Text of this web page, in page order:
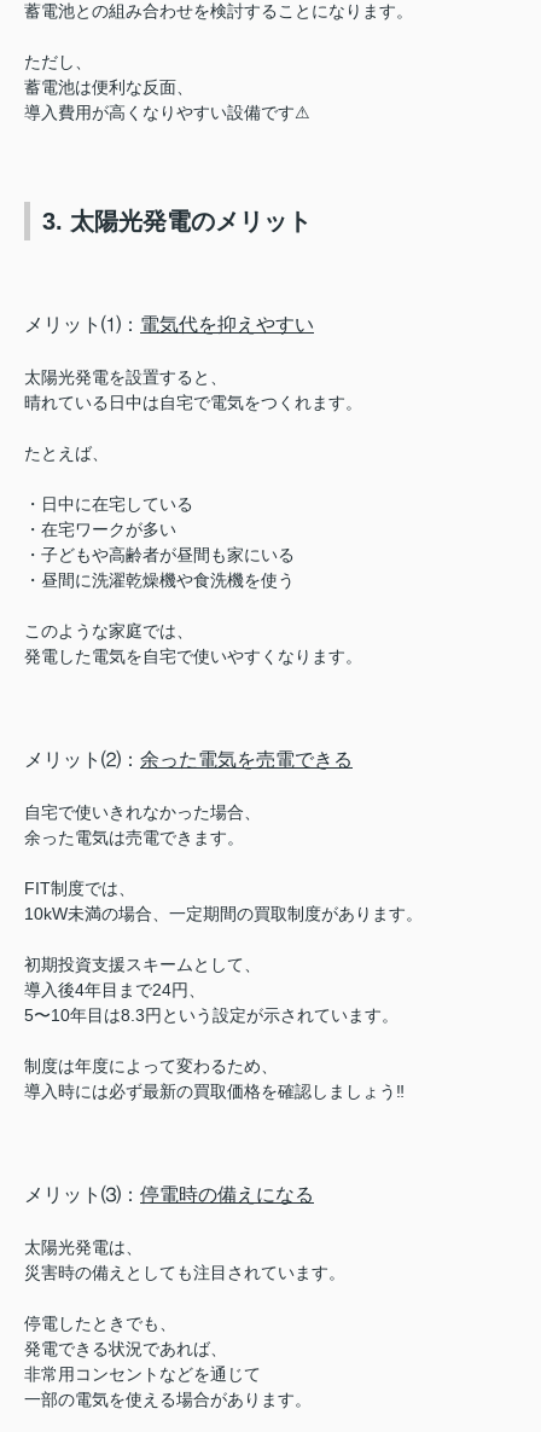
蓄電池との組み合わせを検討することになります。
ただし、
蓄電池は便利な反面、
導入費用が高くなりやすい設備です⚠︎
3. 太陽光発電のメリット
メリット⑴： 電気代を抑えやすい
太陽光発電を設置すると、
晴れている日中は自宅で電気をつくれます。
たとえば、
・日中に在宅している
・在宅ワークが多い
・子どもや高齢者が昼間も家にいる
・昼間に洗濯乾燥機や食洗機を使う
このような家庭では、
発電した電気を自宅で使いやすくなります。
メリット⑵： 余った電気を売電できる
自宅で使いきれなかった場合、
余った電気は売電できます。
FIT制度では、
10kW未満の場合、一定期間の買取制度があります。
初期投資支援スキームとして、
導入後4年目まで24円、
5〜10年目は8.3円という設定が示されています。
制度は年度によって変わるため、
導入時には必ず最新の買取価格を確認しましょう‼︎
メリット⑶： 停電時の備えになる
太陽光発電は、
災害時の備えとしても注目されています。
停電したときでも、
発電できる状況であれば、
非常用コンセントなどを通じて
一部の電気を使える場合があります。